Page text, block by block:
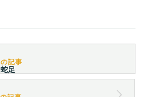
蛇足